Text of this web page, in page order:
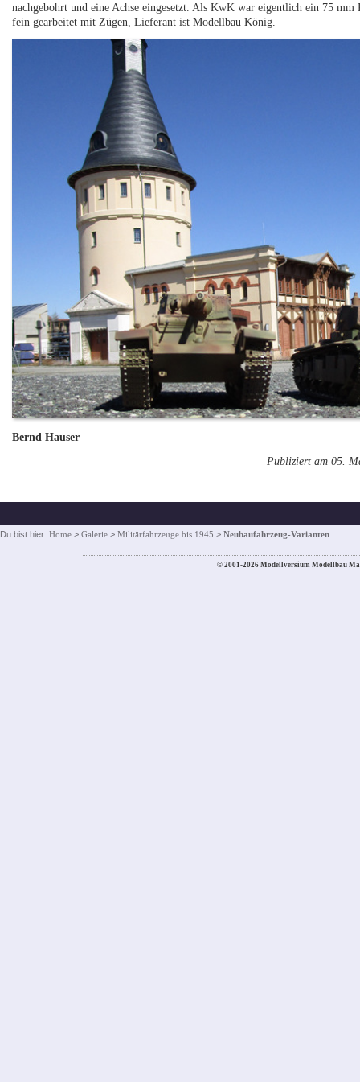
nachgebohrt und eine Achse eingesetzt. Als KwK war eigentlich ein 75
fein gearbeitet mit Zügen, Lieferant ist Modellbau König.
Bernd Hauser
Publiziert am 05.
Du bist hier: Home > Galerie > Militärfahrzeuge bis 1945 > Neubaufahrzeug-Varianten
© 2001-2026 Modellversium Modellbau